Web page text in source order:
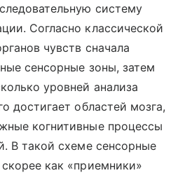
систему
Согласно классической
чувств сначала
сенсорные зоны, затем
уровней анализа
достигает областей мозга,
когнитивные процессы
В такой схеме сенсорные
как «приемники»